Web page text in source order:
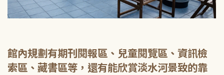
館內規劃有期刊閱報區、兒童閱覽區、資訊檢
索區、藏書區等，還有能欣賞淡水河景致的靠